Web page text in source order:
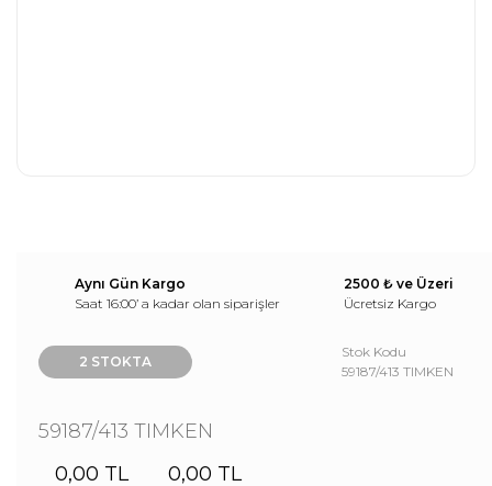
Aynı Gün Kargo
Saat 16:00’ a kadar olan siparişler
2500 ₺ ve Üzeri
Ücretsiz Kargo
2 STOKTA
Stok Kodu
59187/413 TIMKEN
59187/413 TIMKEN
0,00 TL
0,00 TL